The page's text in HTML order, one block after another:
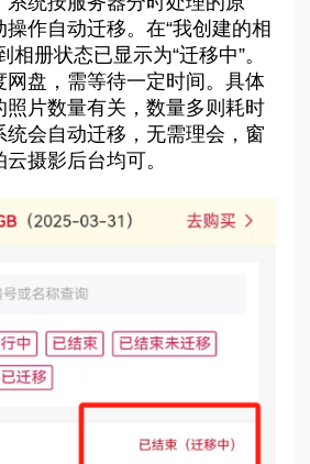
作自动迁移。在“我创建的相
相册状态已显示为“迁移中”。
网盘，需等待一定时间。具体
照片数量有关，数量多则耗时
统会自动迁移，无需理会，窗
摄影后台均可。